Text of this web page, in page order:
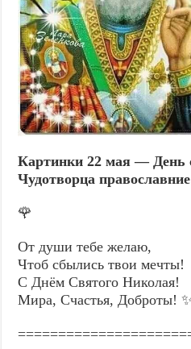
Картинки 22 мая — День
Чудотворца
🌹
От души тебе желаю,
Чтоб сбылись твои мечты!
С Днём Святого Николая!
Мира, Счастья, Доброты!